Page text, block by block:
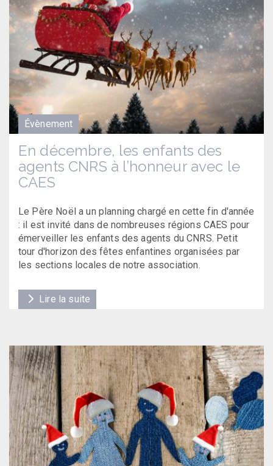
Évènement
En décembre, les enfants des
agents CNRS à l’honneur avec le
CAES
Le Père Noël a un planning chargé en cette fin d'année
: il est invité dans de nombreuses régions CAES pour
émerveiller les enfants des agents du CNRS. Petit
tour d'horizon des fêtes enfantines organisées par
les sections locales de notre association.
Lire la suite